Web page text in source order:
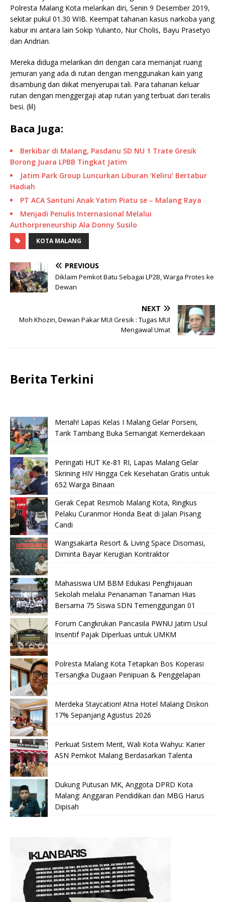
Polresta Malang Kota melarikan diri, Senin 9 Desember 2019,
sekitar pukul 01.30 WIB. Keempat tahanan kasus narkoba yang
kabur ini antara lain Sokip Yulianto, Nur Cholis, Bayu Prasetyo
dan Andrian.
Mereka diduga melarikan diri dengan cara memanjat ruang
jemuran yang ada di rutan dengan menggunakan kain yang
disambung dan diikat menyerupai tali. Para tahanan keluar
rutan dengan menggergaji atap rutan yang terbuat dari teralis
besi. (lil)
Baca Juga:
Berkibar di Malang, Pasdanu SD NU 1 Trate Gresik
Borong Juara LPBB Tingkat Jatim
Jatim Park Group Luncurkan Liburan ‘Keliru’ Bertabur
Hadiah
PT ACA Santuni Anak Yatim Piatu se – Malang Raya
Menjadi Penulis Internasional Melalui
Authorpreneurship Ala Donny Susilo
KOTA MALANG
PREVIOUS
Diklaim Pemkot Batu Sebagai LP2B, Warga Protes ke
Dewan
NEXT
Moh Khozin, Dewan Pakar MUI Gresik : Tugas MUI
Mengawal Umat
Berita Terkini
Meriah! Lapas Kelas I Malang Gelar Porseni,
Tarik Tambang Buka Semangat Kemerdekaan
Peringati HUT Ke-81 RI, Lapas Malang Gelar
Skrining HIV Hingga Cek Kesehatan Gratis untuk
652 Warga Binaan
Gerak Cepat Resmob Malang Kota, Ringkus
Pelaku Curanmor Honda Beat di Jalan Pisang
Candi
Wangsakarta Resort & Living Space Disomasi,
Diminta Bayar Kerugian Kontraktor
Mahasiswa UM BBM Edukasi Penghijauan
Sekolah melalui Penanaman Tanaman Hias
Bersama 75 Siswa SDN Temenggungan 01
Forum Cangkrukan Pancasila PWNU Jatim Usul
Insentif Pajak Diperluas untuk UMKM
Polresta Malang Kota Tetapkan Bos Koperasi
Tersangka Dugaan Penipuan & Penggelapan
Merdeka Staycation! Atria Hotel Malang Diskon
17% Sepanjang Agustus 2026
Perkuat Sistem Merit, Wali Kota Wahyu: Karier
ASN Pemkot Malang Berdasarkan Talenta
Dukung Putusan MK, Anggota DPRD Kota
Malang: Anggaran Pendidikan dan MBG Harus
Dipisah